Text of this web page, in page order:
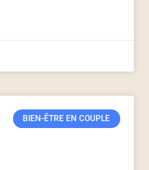
BIEN-ÊTRE EN COUPLE